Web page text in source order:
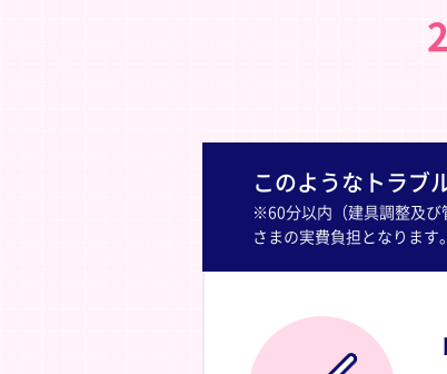
このようなトラブ
※60分以内（建具調整及び
さまの実費負担となります。